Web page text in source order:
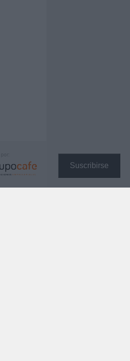
Suscribirse